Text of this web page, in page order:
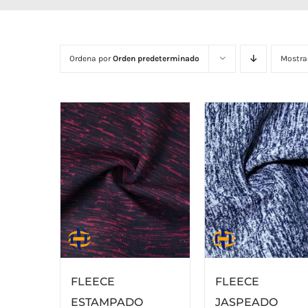
Ordena porOrden predeterminado
FLEECE
ESTAMPADO
FLEECE
JASPEADO